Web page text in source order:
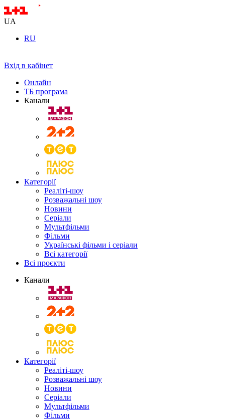
UA
RU
Вхід в кабінет
Онлайн
ТБ програма
Канали
Категорії
Реаліті-шоу
Розважальні шоу
Новини
Серіали
Мультфільми
Фільми
Українські фільми і серіали
Всі категорії
Всі проєкти
Канали
Категорії
Реаліті-шоу
Розважальні шоу
Новини
Серіали
Мультфільми
Фільми